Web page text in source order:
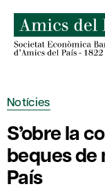
content
Notícies
S’obre la
beques de
País